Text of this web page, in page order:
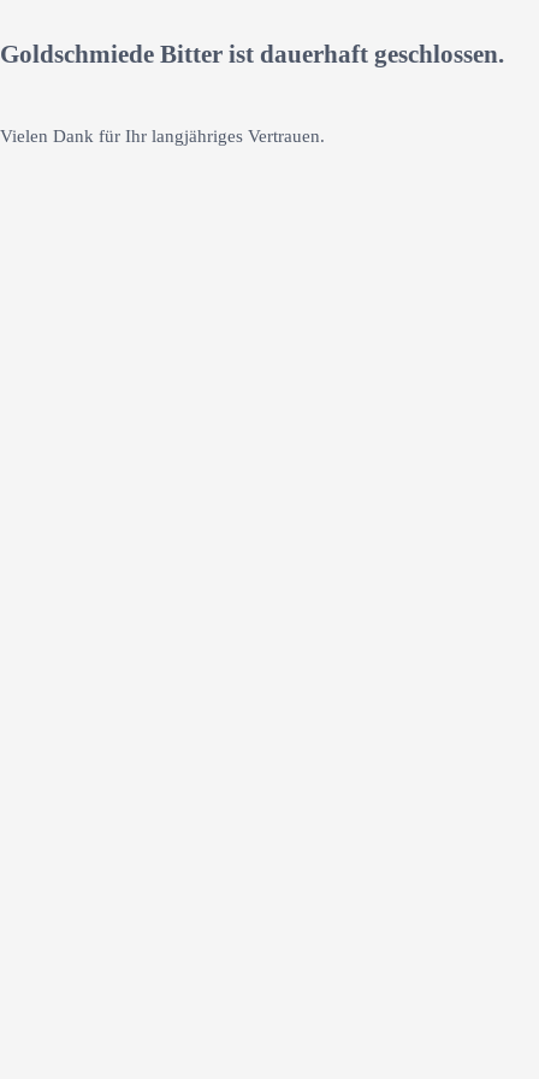
Goldschmiede Bitter ist dauerhaft geschlossen.
Vielen Dank für Ihr langjähriges Vertrauen.